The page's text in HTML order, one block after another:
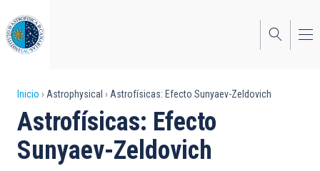
al
contenido
principal
Sobrescribir
enlaces
de
Inicio Astrophysical Astrofísicas: Efecto Sunyaev-Zeldovich
Astrofísicas: Efecto
Sunyaev-Zeldovich